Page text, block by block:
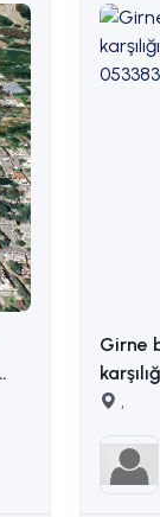
Girne
karşılığı arazi
:
,